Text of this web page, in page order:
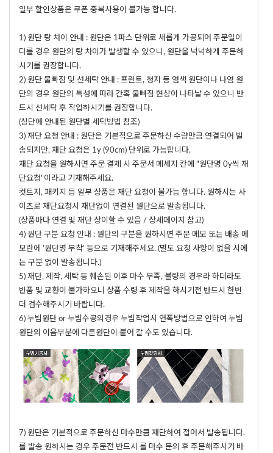
일부 할인상품은 쿠폰 중복사용이 불가능 합니다.
1) 원단 탕 차이 안내 : 원단은 1파스 단위로 새롭게 가공되어 주문일이
다를 경우 원단의 탕 차이가 발생할 수 있으니, 원단을 넉넉하게 주문하
시기를 권장합니다.
2) 원단 물빠짐 및 선세탁 안내 : 프린트, 청지 등 염색 원단이나 나염 원
단의 경우 원단의 특성에 따라 간혹 물빠짐 현상이 나타날 수 있으니 반
드시 선세탁 후 작업하시기를 권장합니다.
(상단에 안내된 원단별 세탁방법 참조)
3) 재단 요청 안내 : 원단은 기본적으로 주문하신 수량만큼 연결되어 발
송되지만, 재단 요청은 1y (90cm) 단위로 가능합니다.
재단 요청을 원하시면 주문 결제 시 주문서 메세지 칸에 "원단명 0y씩 재
단요청"이라고 기재해주세요.
컷트지, 패키지 등 일부 상품은 재단 요청이 불가능 합니다. 원하시는 사
이즈로 재단요청시 재단없이 연결된 원단으로 발송됩니다.
(상품마다 연결 및 재단 상이할 수 있음 / 상세페이지 참고)
4) 원단 구분 요청 안내 : 원단의 구분을 원하시면 주문 메모 또는 배송 메
모란에 '원단명 부착' 등으로 기재해주세요. (별도 요청 사항이 없을 시에
는 구분 없이 발송됩니다.)
5) 재단, 제작, 세탁 등 훼손된 이후 마수 부족, 불량의 경우라 하더라도
반품 및 교환이 불가하오니 상품 수령 후 제작을 하시기전 반드시 한번
더 검수해주시기 바랍니다.
6) 누빔원단 or 누빔수공의경우 누빔작업시 연폭방법으로 인하여 누빔
원단의 이음부분에 다른원단이 붙어 갈 수도 있습니다.
7) 원단은 기본적으로 주문하신 마수만큼 재단하여 접어서 발송됩니다.
롤 발송 원하시는 경우 주문전 반드시 롤 마수 문의 후 주문해주시기 바